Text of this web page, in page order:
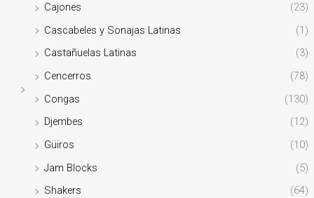
Cajones
(23)
Cascabeles y Sonajas Latinas
(1)
Castañuelas Latinas
(3)
Cencerros
(78)
Congas
(130)
Djembes
(12)
Güiros
(10)
Jam Blocks
(5)
Shakers
(64)